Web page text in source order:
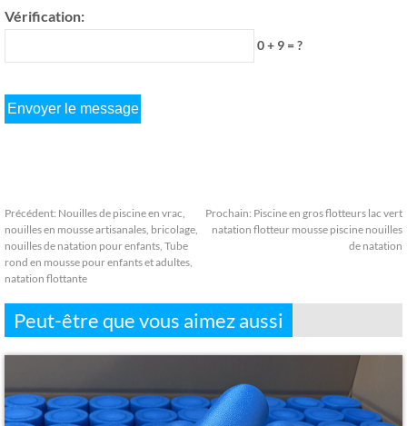
Vérification:
0 + 9 = ?
Précédent: Nouilles de piscine en vrac,
nouilles en mousse artisanales, bricolage,
nouilles de natation pour enfants, Tube
rond en mousse pour enfants et adultes,
natation flottante
Prochain: Piscine en gros flotteurs lac vert
natation flotteur mousse piscine nouilles
de natation
Peut-être que vous aimez aussi